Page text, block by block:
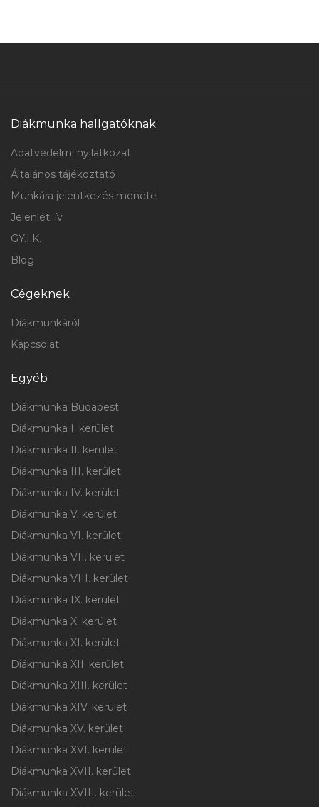
Diákmunka hallgatóknak
Adatvédelmi nyilatkozat
Általános tájékoztató
Munkára jelentkezés menete
Jelenléti ív
GY.I.K.
Blog
Cégeknek
Diákmunkáról
Kapcsolat
Egyéb
Diákmunka Budapest
Diákmunka I. kerület
Diákmunka II. kerület
Diákmunka III. kerület
Diákmunka IV. kerület
Diákmunka V. kerület
Diákmunka VI. kerület
Diákmunka VII. kerület
Diákmunka VIII. kerület
Diákmunka IX. kerület
Diákmunka X. kerület
Diákmunka XI. kerület
Diákmunka XII. kerület
Diákmunka XIII. kerület
Diákmunka XIV. kerület
Diákmunka XV. kerület
Diákmunka XVI. kerület
Diákmunka XVII. kerület
Diákmunka XVIII. kerület